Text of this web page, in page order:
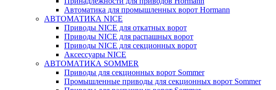
Автоматика для промышленных ворот Hormann
АВТОМАТИКА NICE
Приводы NICE для откатных ворот
Приводы NICE для распашных ворот
Приводы NICE для секционных ворот
Аксессуары NICE
АВТОМАТИКА SOMMER
Приводы для секционных ворот Sommer
Промышленные приводы для секционных ворот Sommer